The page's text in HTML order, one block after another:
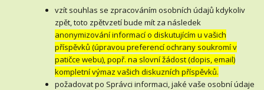
vzít souhlas se zpracováním osobních údajů kdykoliv
zpět, toto zpětvzetí bude mít za následek
anonymizování informací o diskutujícím u vašich
příspěvků (úpravou preferencí ochrany soukromí v
patičce webu), popř. na slovní žádost (dopis, email)
kompletní výmaz vašich diskuzních příspěvků.
požadovat po Správci informaci, jaké vaše osobní údaje